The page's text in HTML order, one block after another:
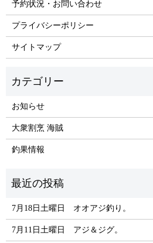
予約状況・お問い合わせ
プライバシーポリシー
サイトマップ
お知らせ
大衆割烹 海賊
釣果情報
7月18日土曜日 オオアジ釣り。
7月11日土曜日 アジ＆ジグ。